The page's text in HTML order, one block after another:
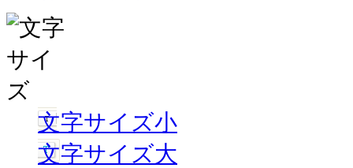
文字サイズ小
文字サイズ大